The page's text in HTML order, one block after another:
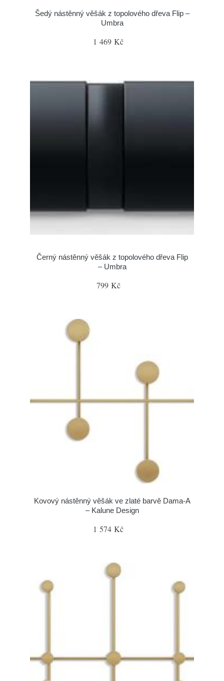
Šedý nástěnný věšák z topolového dřeva Flip –
Umbra
1 469 Kč
Černý nástěnný věšák z topolového dřeva Flip
– Umbra
799 Kč
Kovový nástěnný věšák ve zlaté barvě Dama-A
– Kalune Design
1 574 Kč